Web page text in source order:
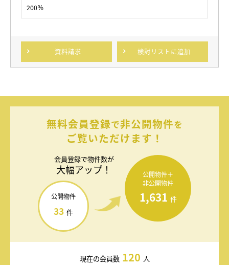
200％
資料請求 検討リストに追加
無料会員登録で非公開物件を
ご覧いただけます！
会員登録で物件数が
大幅アップ！
公開物件
33 件
公開物件＋
非公開物件
1,631 件
現在の会員数 120 人